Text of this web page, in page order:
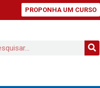
PROPONHA UM CURSO